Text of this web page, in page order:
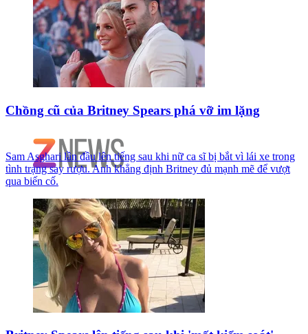
Chồng cũ của Britney Spears phá vỡ im lặng
Sam Asghari lần đầu lên tiếng sau khi nữ ca sĩ bị bắt vì lái xe trong
tình trạng say rượu. Anh khẳng định Britney đủ mạnh mẽ để vượt
qua biến cố.